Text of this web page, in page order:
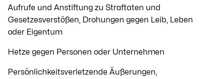
Aufrufe und Anstiftung zu Straftaten und
Gesetzesverstößen, Drohungen gegen Leib, Leben
oder Eigentum
Hetze gegen Personen oder Unternehmen
Persönlichkeitsverletzende Äußerungen,